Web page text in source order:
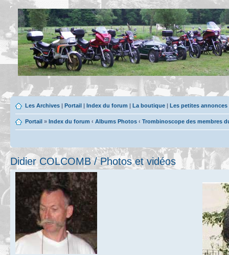
Les Archives | Portail | Index du forum | La boutique | Les petites
Portail » Index du forum ‹ Albums Photos ‹ Trombinoscope des membres
Didier COLCOMB / Photos et vidéos